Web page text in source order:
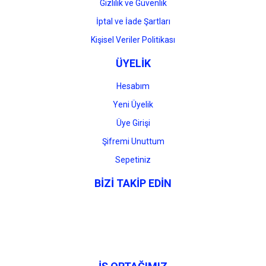
Gizlilik ve Güvenlik
İptal ve İade Şartları
Kişisel Veriler Politikası
ÜYELİK
Hesabım
Yeni Üyelik
Üye Girişi
Şifremi Unuttum
Sepetiniz
BİZİ TAKİP EDİN